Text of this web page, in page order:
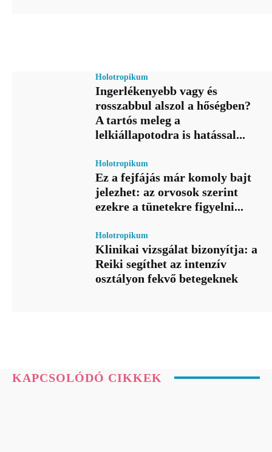
Holotropikum
Ingerlékenyebb vagy és
rosszabbul alszol a hőségben?
A tartós meleg a
lelkiállapotodra is hatással...
Holotropikum
Ez a fejfájás már komoly bajt
jelezhet: az orvosok szerint
ezekre a tünetekre figyelni...
Holotropikum
Klinikai vizsgálat bizonyítja: a
Reiki segíthet az intenzív
osztályon fekvő betegeknek
KAPCSOLÓDÓ CIKKEK